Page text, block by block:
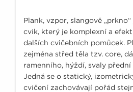
Plank, vzpor, slangově
cvik, který je komplexní a
dalších cvičebních pomůcek.
zejména střed těla tzv. core,
ramenního, hýždí, svaly
Jedná se o statický,
cvičení zachovávají pořád